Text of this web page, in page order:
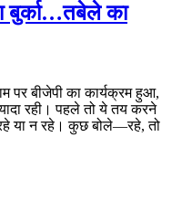
बुर्का…तबेले का
पर बीजेपी का कार्यक्रम हुआ,
रही। पहले तो ये तय करने
या न रहे। कुछ बोले—रहे, तो